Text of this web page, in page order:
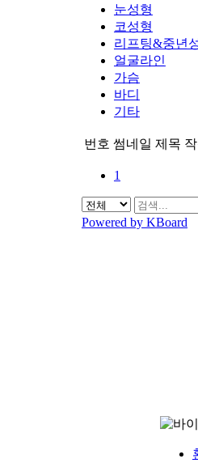
눈성형
코성형
리프팅&중년
얼굴라인
가슴
바디
기타
번호 썸네일 제목
1
Powered by KBoard